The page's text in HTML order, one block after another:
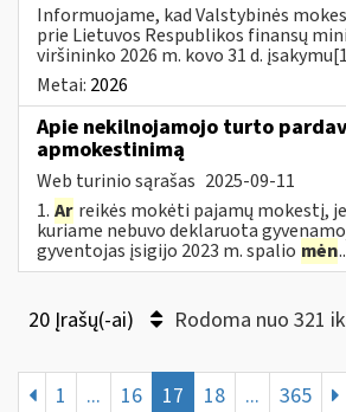
Informuojame, kad Valstybinės
prie Lietuvos Respublikos finansų
viršininko 2026 m. kovo 31 d.
Metai: 2026
Apie nekilnojamojo turto
apmokestinimą
Web turinio sąrašas 2025-09-11
1. Ar reikės mokėti pajamų mokestį,
kuriame nebuvo deklaruota
gyventojas įsigijo 2023 m. spalio mėn
20 Įrašų(-ai) Rodoma nuo 321
1 ... 16 17 18 ... 365